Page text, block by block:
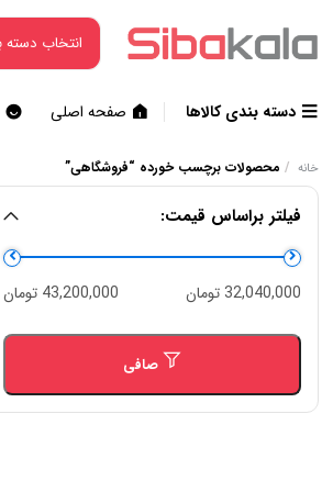
دسته بندی کالاها صفحه اصلی
خانه / محصولات برچسب خورده “فروشگاهی”
فیلتر براساس قیمت:
حداقل
قیمت
حداكثر
قيمت
صافی
32,040,000 تومان 43,200,000 تومان